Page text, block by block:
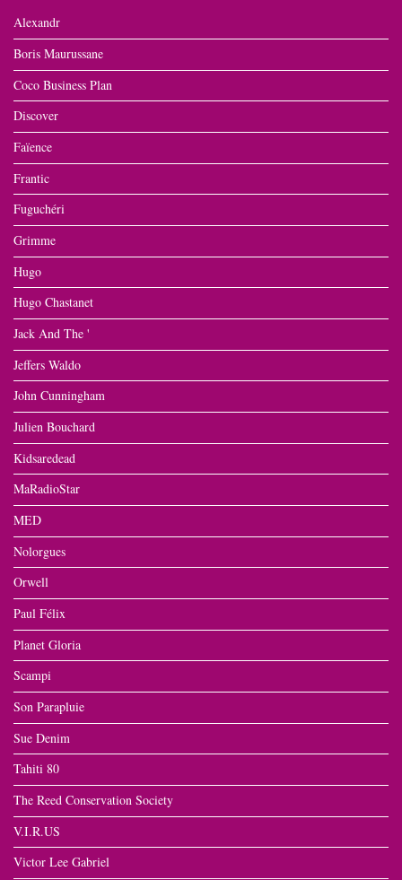
Alexandr
Boris Maurussane
Coco Business Plan
Discover
Faïence
Frantic
Fuguchéri
Grimme
Hugo
Hugo Chastanet
Jack And The '
Jeffers Waldo
John Cunningham
Julien Bouchard
Kidsaredead
MaRadioStar
MED
Nolorgues
Orwell
Paul Félix
Planet Gloria
Scampi
Son Parapluie
Sue Denim
Tahiti 80
The Reed Conservation Society
V.I.R.US
Victor Lee Gabriel